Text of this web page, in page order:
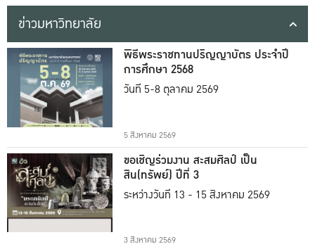
ข่าวมหาวิทยาลัย
พิธีพระราชทานปริญญาบัตร ประจำปี
การศึกษา 2568
วันที่ 5-8 ตุลาคม 2569
5 สิงหาคม 2569
ขอเชิญร่วมงาน สะสมศิลป์ เป็น
สิน(ทรัพย์) ปีที่ 3
ระหว่างวันที่ 13 - 15 สิงหาคม 2569
3 สิงหาคม 2569